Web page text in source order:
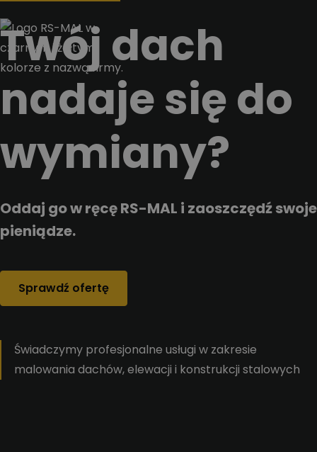
Twój dach
nadaje się do
wymiany?
Oddaj go w ręcę RS-MAL i zaoszczędź swoje
pieniądze.
Sprawdź ofertę
Świadczymy profesjonalne usługi w zakresie
malowania dachów, elewacji i konstrukcji stalowych